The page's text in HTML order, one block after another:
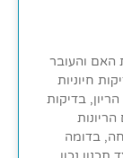
האם והעובר
חיוניות
בדיקות
בדומה